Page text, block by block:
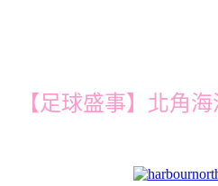
【足球盛事】北角